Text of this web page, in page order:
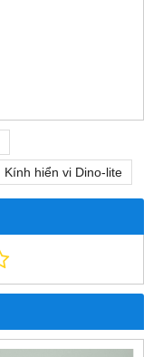
Kính hiển vi Dino-lite